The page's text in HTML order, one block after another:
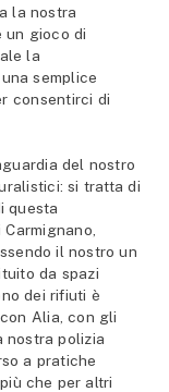
la nostra
un gioco di
la
semplice
consentirci di
del nostro
si tratta di
questa
il nostro un
da spazi
dei rifiuti è
Alia, con gli
nostra polizia
a pratiche
che per altri